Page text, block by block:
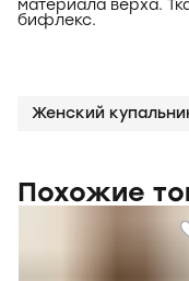
материала верха.
бифлекс.
Женский
Похожие